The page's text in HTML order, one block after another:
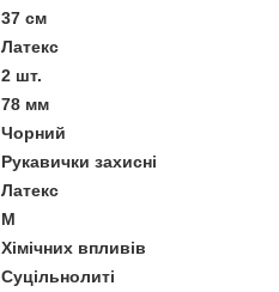
37 см
Латекс
2 шт.
78 мм
Чорний
Рукавички захисні
Латекс
M
Хімічних впливів
Суцільнолиті